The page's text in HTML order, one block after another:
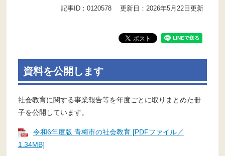
記事ID：0120578 更新日：2026年5月22日更新
資料を公開します
社会教育に関する事業報告等を年度ごとに取りまとめた冊
子を公開しています。
令和6年度版 青梅市の社会教育 [PDFファイル／
1.34MB]